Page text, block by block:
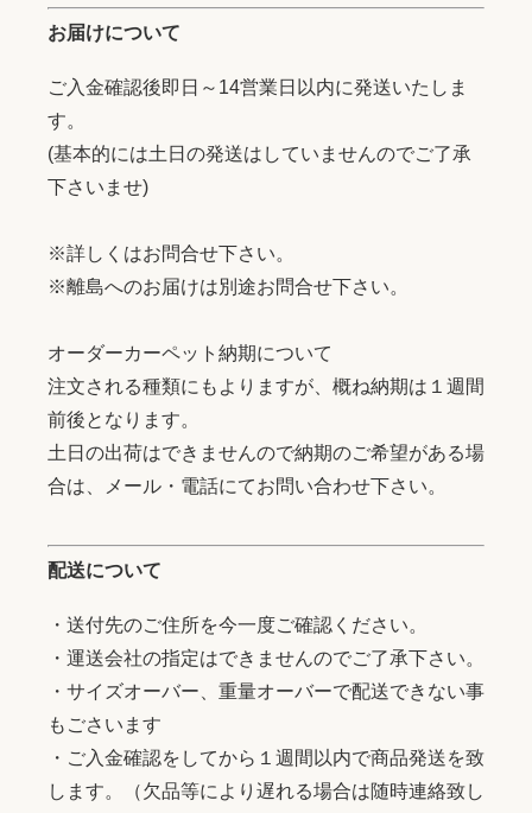
お届けについて
ご入金確認後即日～14営業日以内に発送いたしま
す。
(基本的には土日の発送はしていませんのでご了承
下さいませ)
※詳しくはお問合せ下さい。
※離島へのお届けは別途お問合せ下さい。
オーダーカーペット納期について
注文される種類にもよりますが、概ね納期は１週間
前後となります。
土日の出荷はできませんので納期のご希望がある場
合は、メール・電話にてお問い合わせ下さい。
配送について
・送付先のご住所を今一度ご確認ください。
・運送会社の指定はできませんのでご了承下さい。
・サイズオーバー、重量オーバーで配送できない事
もごさいます
・ご入金確認をしてから１週間以内で商品発送を致
します。（欠品等により遅れる場合は随時連絡致し